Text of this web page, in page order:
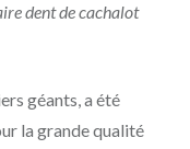
dent de cachalot
géants, a été
la grande qualité